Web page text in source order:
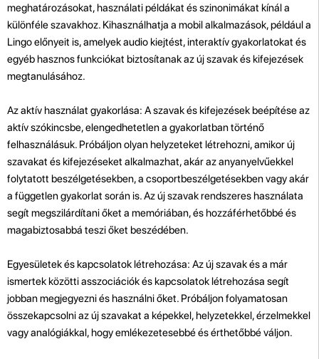
meghatározásokat, használati példákat és szinonimákat kínál a
különféle szavakhoz. Kihasználhatja a mobil alkalmazások, például a
Lingo előnyeit is, amelyek audio kiejtést, interaktív gyakorlatokat és
egyéb hasznos funkciókat biztosítanak az új szavak és kifejezések
megtanulásához.
Az aktív használat gyakorlása: A szavak és kifejezések beépítése az
aktív szókincsbe, elengedhetetlen a gyakorlatban történő
felhasználásuk. Próbáljon olyan helyzeteket létrehozni, amikor új
szavakat és kifejezéseket alkalmazhat, akár az anyanyelvűekkel
folytatott beszélgetésekben, a csoportbeszélgetésekben vagy akár
a független gyakorlat során is. Az új szavak rendszeres használata
segít megszilárdítani őket a memóriában, és hozzáférhetőbbé és
magabiztosabbá teszi őket beszédében.
Egyesületek és kapcsolatok létrehozása: Az új szavak és a már
ismertek közötti asszociációk és kapcsolatok létrehozása segít
jobban megjegyezni és használni őket. Próbáljon folyamatosan
összekapcsolni az új szavakat a képekkel, helyzetekkel, érzelmekkel
vagy analógiákkal, hogy emlékezetesebbé és érthetőbbé váljon.